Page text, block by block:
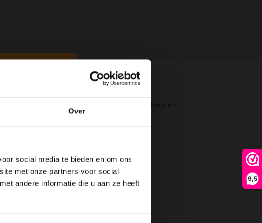
Over
social media te bieden en om ons
met onze partners voor social
andere informatie die u aan ze heeft
9,5
geurtjes op. Ideaal voor het uitstellen van wasbeurten.
alles!